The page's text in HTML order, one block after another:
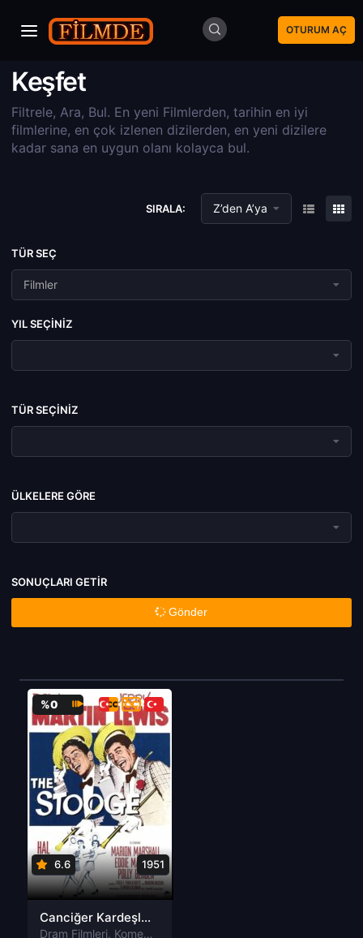
OTURUM AÇ
Keşfet
Filtrele, Ara, Bul. En yeni Filmlerden, tarihin en iyi
filmlerine, en çok izlenen dizilerden, en yeni dizilere
kadar sana en uygun olanı kolayca bul.
SIRALA: Z’den A’ya
TÜR SEÇ
Filmler
YIL SEÇINIZ
TÜR SEÇINIZ
ÜLKELERE GÖRE
SONUÇLARI GETIR
Gönder
%0
6.6 1951
Canciğer Kardeşler Sahnede The Stooge Tr Dublaj izle
Dram Filmleri, Komedi Filmleri